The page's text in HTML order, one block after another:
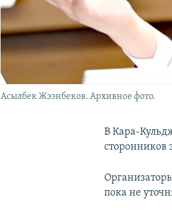
Асылбек Жээнбеков. Архивное фото.
В Кара-
сторонников
пока не